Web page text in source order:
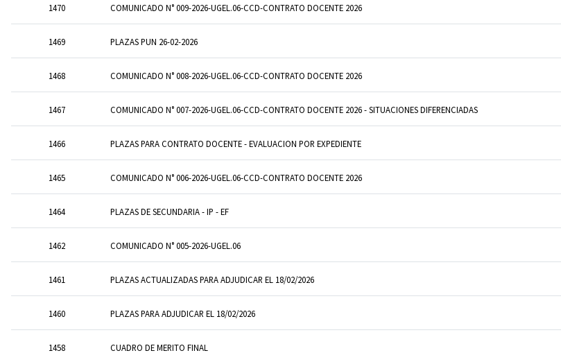
1470 COMUNICADO N° 009-2026-UGEL.06-CCD-CONTRATO DOCENTE 2026
1469 PLAZAS PUN 26-02-2026
1468 COMUNICADO N° 008-2026-UGEL.06-CCD-CONTRATO DOCENTE 2026
1467 COMUNICADO N° 007-2026-UGEL.06-CCD-CONTRATO DOCENTE 2026 - SITUACIONES DIFERENCIADAS
1466 PLAZAS PARA CONTRATO DOCENTE - EVALUACION POR EXPEDIENTE
1465 COMUNICADO N° 006-2026-UGEL.06-CCD-CONTRATO DOCENTE 2026
1464 PLAZAS DE SECUNDARIA - IP - EF
1462 COMUNICADO N° 005-2026-UGEL.06
1461 PLAZAS ACTUALIZADAS PARA ADJUDICAR EL 18/02/2026
1460 PLAZAS PARA ADJUDICAR EL 18/02/2026
1458 CUADRO DE MERITO FINAL